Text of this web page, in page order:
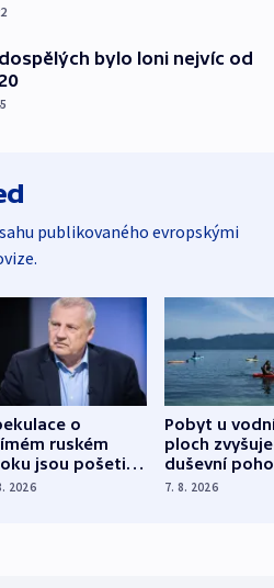
bylo loni nejvíc od
publikovaného evropskými
o
ruském
jsou pošetilé,
estonský
2026
Pobyt u
ploch zvyšuje
duševní
ukázala
7. 8. 2026